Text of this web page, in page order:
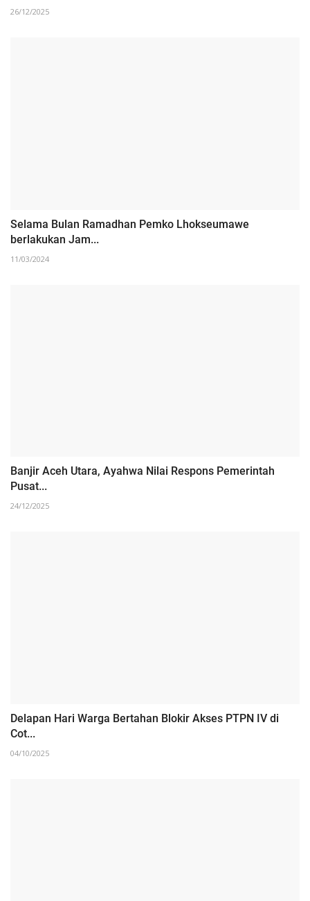
26/12/2025
Selama Bulan Ramadhan Pemko Lhokseumawe
berlakukan Jam...
11/03/2024
Banjir Aceh Utara, Ayahwa Nilai Respons Pemerintah
Pusat...
24/12/2025
‎Delapan Hari Warga Bertahan Blokir Akses PTPN IV di
Cot...
04/10/2025